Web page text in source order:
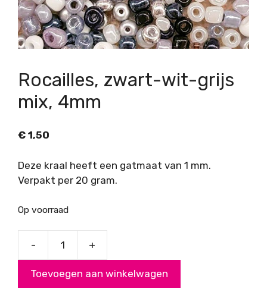
Rocailles, zwart-wit-grijs
mix, 4mm
€ 1,50
Deze kraal heeft een gatmaat van 1 mm.
Verpakt per 20 gram.
Op voorraad
-
wit-
+
Toevoegen aan winkelwagen